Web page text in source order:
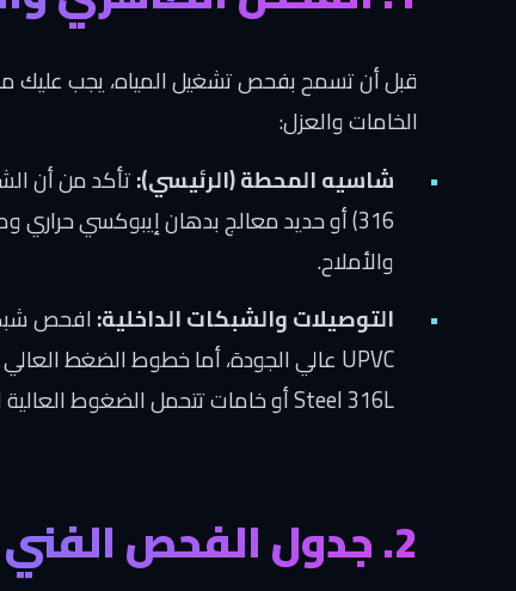
قبل أن تسمح بفحص تشغيل المياه، يجب عليك
الخامات والعزل:
شاسيه المحطة (الرئيسي):
316) أو حديد معالج بدهان إيبوكسي
والأملاح.
التوصيلات والشبكات الداخلية:افحص
Steel 316L أو خامات تتحمل الضغوط العالية المقررة للمحطة بشكل آمن.
2. جدول الفحص الفني الشامل للمكونات